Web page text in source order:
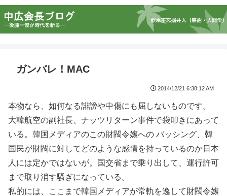
ガンバレ！MAC
2014/12/21 6:38:12 AM
本物なら、如何なる誹謗や中傷にも屈しないものです。
大韓航空の副社長、ナッツリターン事件で袋叩きにあって
いる。韓国メディアのこの財閥令嬢への バッシング、韓
国民が財閥に対してどのような感情を持っているのか日本
人には定かではないが。国交省まで乗り出して、運行許可
まで取り消す騒ぎになっている。
私的には、ここまで韓国メディアが常軌を逸して財閥令嬢